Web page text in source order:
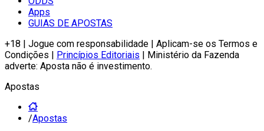
Apps
GUIAS DE APOSTAS
+18 | Jogue com responsabilidade | Aplicam-se os Termos e
Condições | Princípios Editoriais | Ministério da Fazenda
adverte: Aposta não é investimento.
Apostas
/Apostas